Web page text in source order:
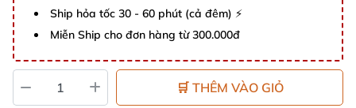
Ship hỏa tốc 30 - 60 phút (cả đêm) ⚡
Miễn Ship cho đơn hàng từ 300.000đ
🛒 THÊM VÀO GIỎ